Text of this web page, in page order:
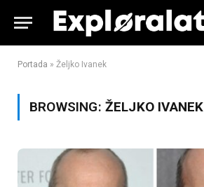
Portada » Željko Ivanek
BROWSING: ŽELJKO IVANEK